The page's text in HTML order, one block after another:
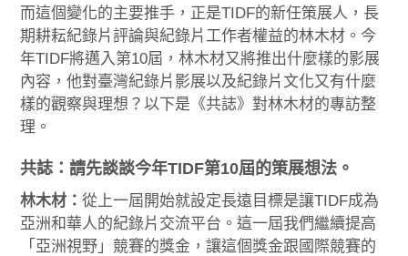
而這個變化的主要推手，正是TIDF的新任策展人，長
期耕耘紀錄片評論與紀錄片工作者權益的林木材。今
年TIDF將邁入第10屆，林木材又將推出什麼樣的影展
內容，他對臺灣紀錄片影展以及紀錄片文化又有什麼
樣的觀察與理想？以下是《共誌》對林木材的專訪整
理。
共誌：請先談談今年TIDF第10屆的策展想法。
林木材：從上一屆開始就設定長遠目標是讓TIDF成為
亞洲和華人的紀錄片交流平台。這一屆我們繼續提高
「亞洲視野」競賽的獎金，讓這個獎金跟國際競賽的